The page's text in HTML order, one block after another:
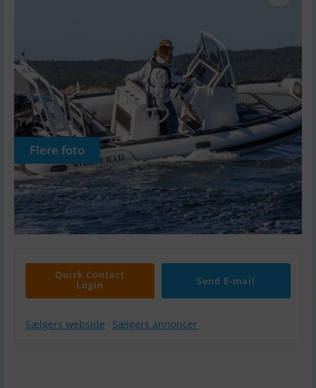
Flere foto
Quick Contact
Login
Send E-mail
Sælgers webside Sælgers annoncer